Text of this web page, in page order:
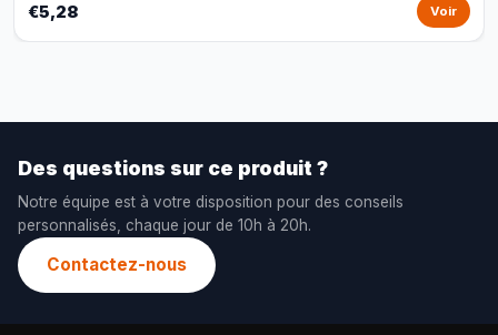
€5,28 Voir
Des questions sur ce produit ?
Notre équipe est à votre disposition pour des conseils
personnalisés, chaque jour de 10h à 20h.
Contactez-nous